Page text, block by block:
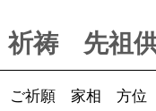
祈祷 先祖
祈願 家相 方位